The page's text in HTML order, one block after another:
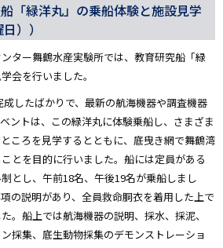
「緑洋丸」の乗船体験と施設見学
））
ター舞鶴水産実験所では、教育研究船「緑
会を行いました。
したばかりで、最新の航海機器や調査機器
ントは、この緑洋丸に体験乗船し、さまざま
ころを見学するとともに、底曳き網で舞鶴湾
とを目的に行いました。船には定員がある
とし、午前18名、午後19名が乗船しまし
の説明があり、全員救命胴衣を着用した上で
。船上では航海機器の説明、採水、採泥、
採集、底生動物採集のデモンストレーショ